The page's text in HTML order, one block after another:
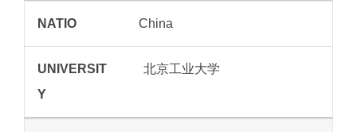
China
北京工业大学